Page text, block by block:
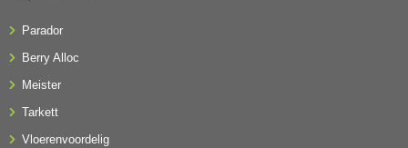
Parador
Berry Alloc
Meister
Tarkett
Vloerenvoordelig